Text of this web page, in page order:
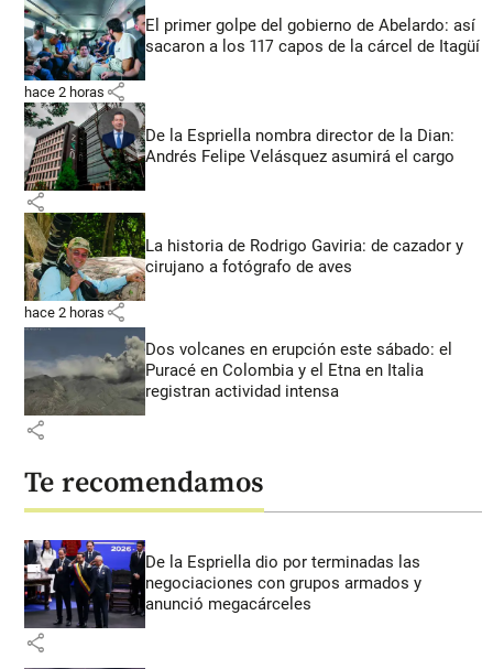
El primer golpe del gobierno de Abelardo: así
sacaron a los 117 capos de la cárcel de Itagüí
hace 2 horas share
De la Espriella nombra director de la Dian:
Andrés Felipe Velásquez asumirá el cargo
share
La historia de Rodrigo Gaviria: de cazador y
cirujano a fotógrafo de aves
hace 2 horas share
Dos volcanes en erupción este sábado: el
Puracé en Colombia y el Etna en Italia
registran actividad intensa
share
Te recomendamos
De la Espriella dio por terminadas las
negociaciones con grupos armados y
anunció megacárceles
share